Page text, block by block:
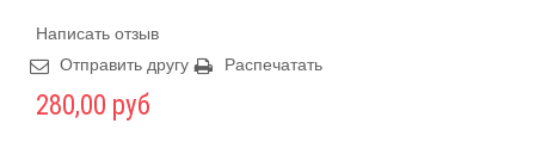
Написать отзыв
Отправить другу
Распечатать
280,00 руб